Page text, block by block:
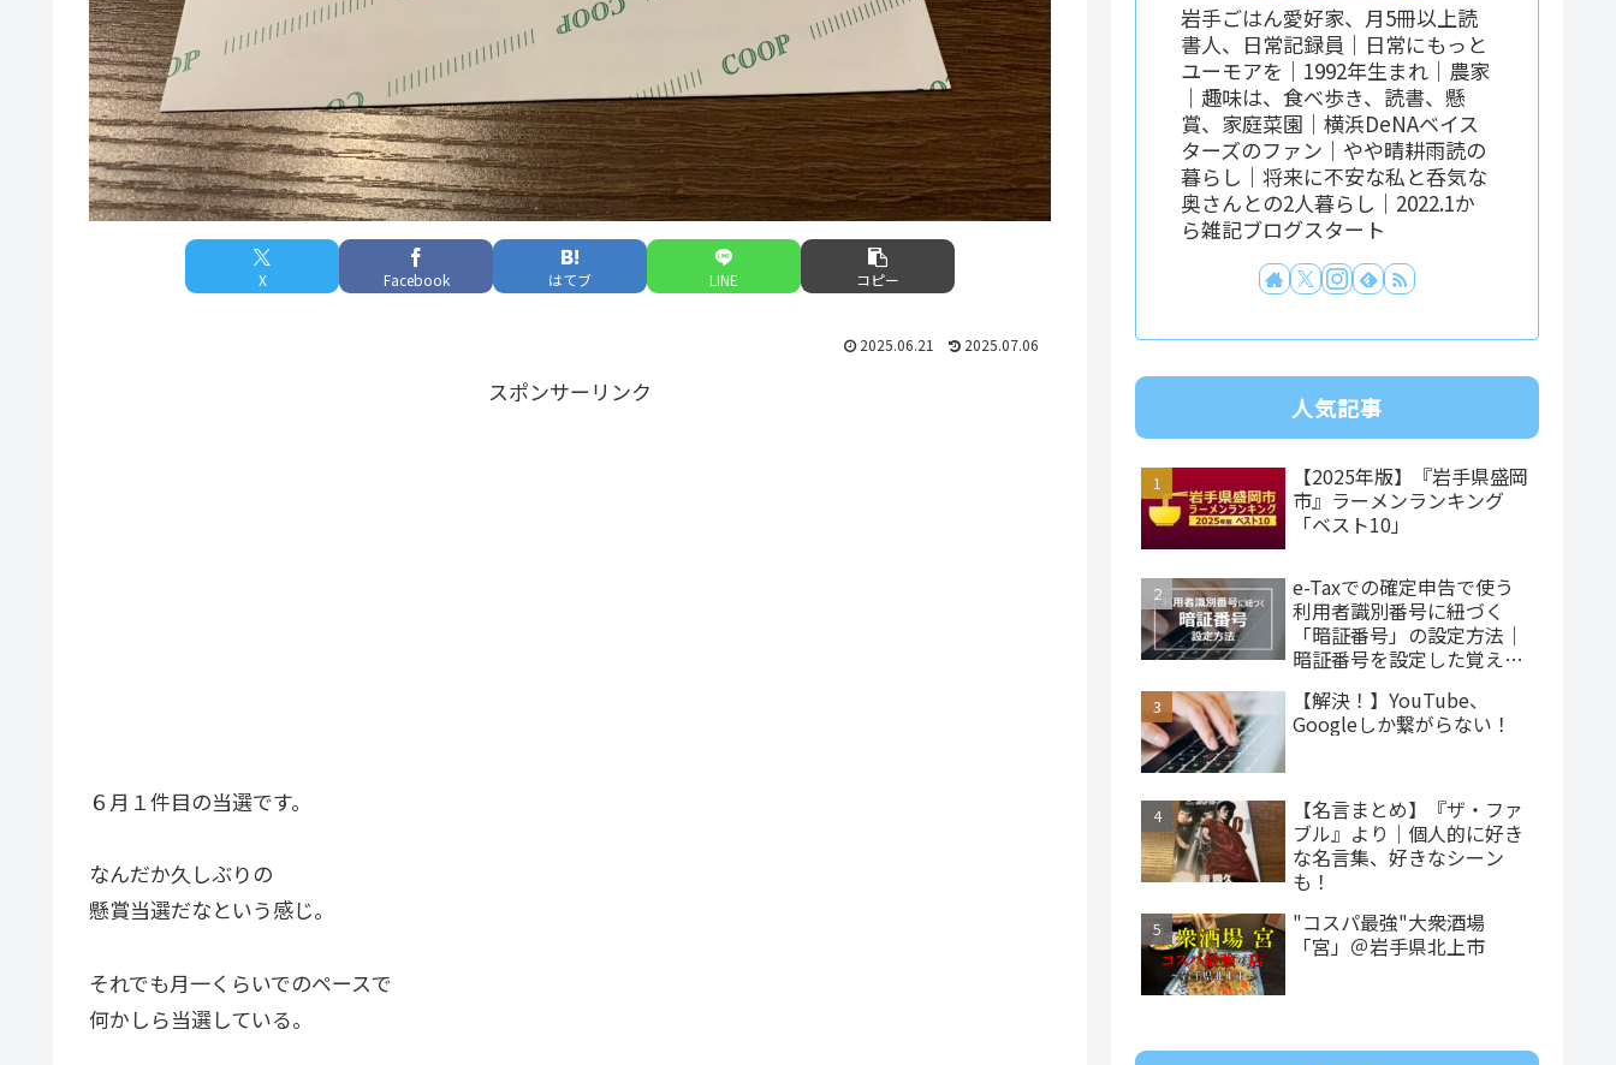
X Facebook はてブ LINE コピー
2025.06.21 2025.07.06
スポンサーリンク
６月１件目の当選です。
なんだか久しぶりの
懸賞当選だなという感じ。
それでも月一くらいでのペースで
何かしら当選している。
岩手ごはん愛好家、月5冊以上読
書人、日常記録員｜日常にもっと
ユーモアを｜1992年生まれ｜農家
｜趣味は、食べ歩き、読書、懸
賞、家庭菜園｜横浜DeNAベイス
ターズのファン｜やや晴耕雨読の
暮らし｜将来に不安な私と呑気な
奥さんとの2人暮らし｜2022.1か
ら雑記ブログスタート
人気記事
【2025年版】『岩手県盛岡
市』ラーメンランキング
「ベスト10」
e-Taxでの確定申告で使う
利用者識別番号に紐づく
「暗証番号」の設定方法｜
暗証番号を設定した覚えが
【解決！】YouTube、
Googleしか繋がらない！
【名言まとめ】『ザ・ファ
ブル』より｜個人的に好き
な名言集、好きなシーン
も！
"コスパ最強"大衆酒場
「宮」＠岩手県北上市